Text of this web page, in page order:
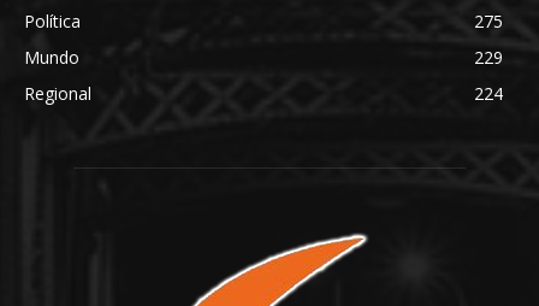
Política
275
Mundo
229
Regional
224